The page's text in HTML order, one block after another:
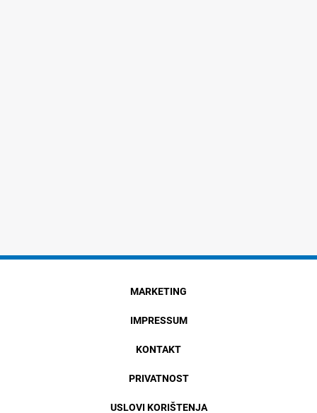
MARKETING
IMPRESSUM
KONTAKT
PRIVATNOST
USLOVI KORIŠTENJA